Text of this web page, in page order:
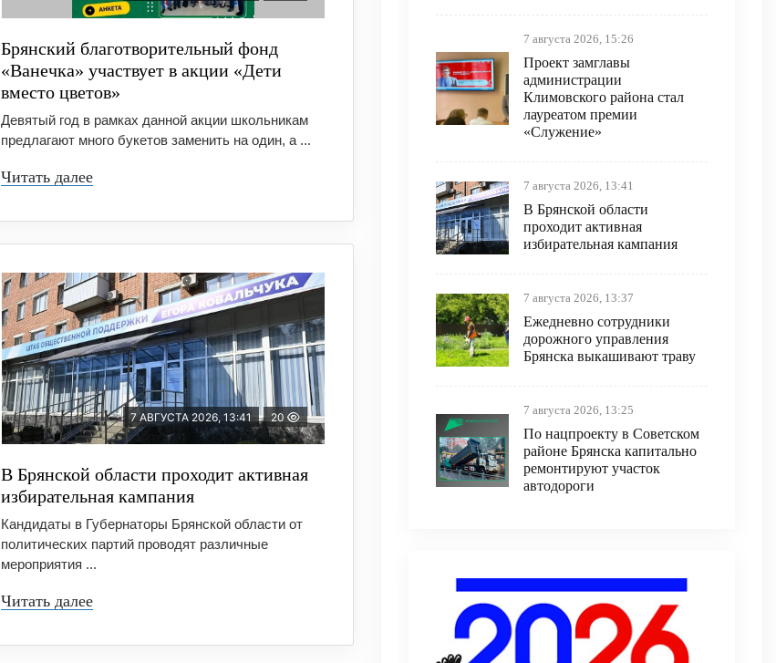
Брянский благотворительный фонд
«Ванечка» участвует в акции «Дети
вместо цветов»
Девятый год в рамках данной акции школьникам
предлагают много букетов заменить на один, а ...
Читать далее
7 АВГУСТА 2026, 13:41 20
В Брянской области проходит активная
избирательная кампания
Кандидаты в Губернаторы Брянской области от
политических партий проводят различные
мероприятия ...
Читать далее
7 августа 2026, 15:26
Проект замглавы
администрации
Климовского района стал
лауреатом премии
«Служение»
7 августа 2026, 13:41
В Брянской области
проходит активная
избирательная кампания
7 августа 2026, 13:37
Ежедневно сотрудники
дорожного управления
Брянска выкашивают траву
7 августа 2026, 13:25
По нацпроекту в Советском
районе Брянска капитально
ремонтируют участок
автодороги